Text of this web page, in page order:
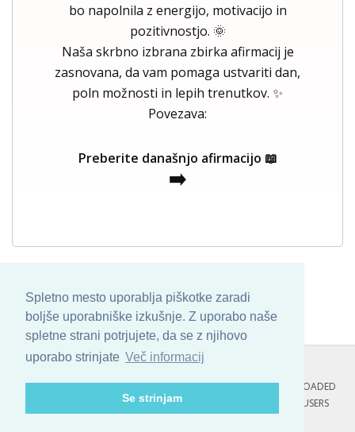
Spletno mesto uporablja piškotke zaradi
boljše uporabniške izkušnje. Z uporabo naše
spletne strani potrjujete, da se z njihovo
uporabo strinjate Več informacij
Se strinjam
bo napolnila z energijo, motivacijo in
pozitivnostjo. 🌞
Naša skrbno izbrana zbirka afirmacij je
zasnovana, da vam pomaga ustvariti dan,
poln možnosti in lepih trenutkov. ✨
Povezava:
Preberite današnjo afirmacijo 📖
➡️
COPYRIGHT © 2013 - 2026 BYSKINBASE. ALL ARTWORK ARE UPLOADED
AND COPYRIGHTED TO ITS AUTHOR.
POZITIVNE MISLI : 175 USERS